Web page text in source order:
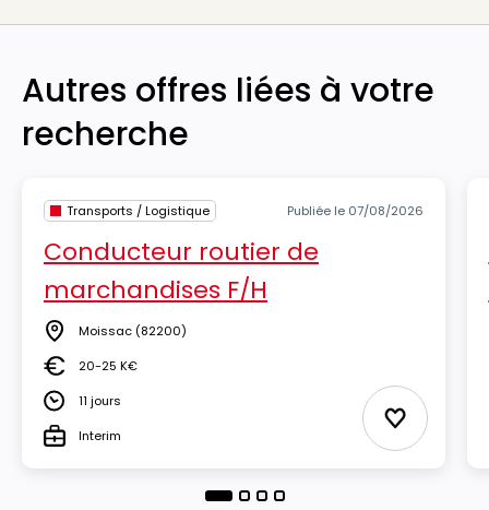
Autres offres liées à votre
recherche
Transports / Logistique Publiée le 07/08/2026
Conducteur routier de
marchandises F/H
Lieu Moissac (82200)
Salaire20-25 K€
Durée11 jours
TypeInterim Ajouter